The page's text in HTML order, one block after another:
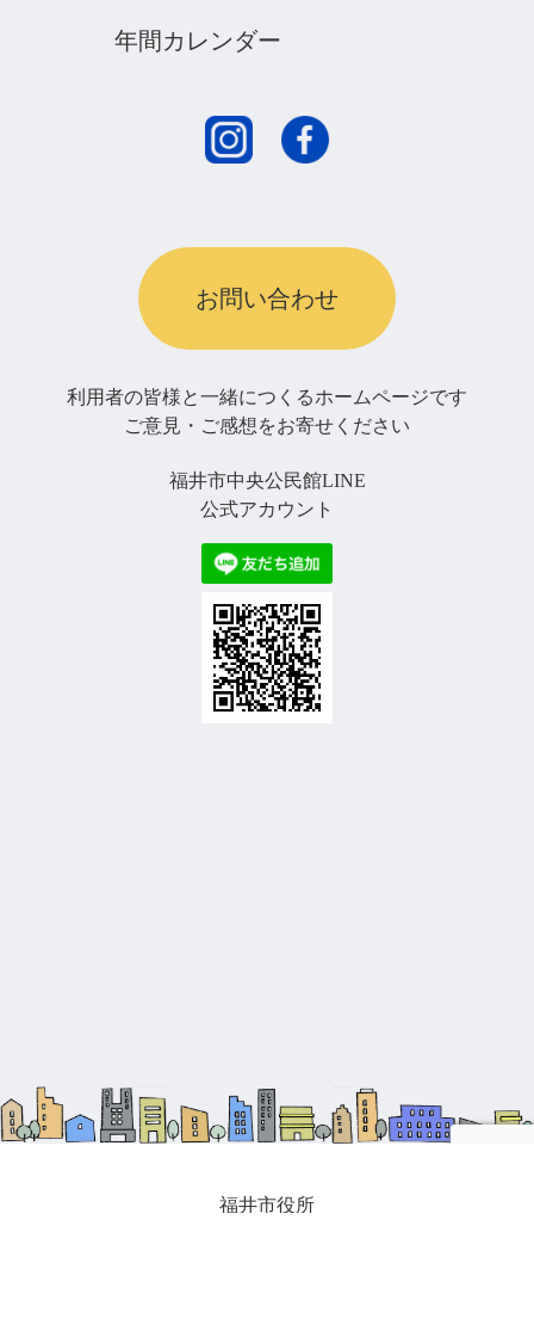
年間カレンダー
お問い合わせ
利用者の皆様と一緒につくるホームページです
ご意見・ご感想をお寄せください
福井市中央公民館LINE
公式アカウント
福井市役所